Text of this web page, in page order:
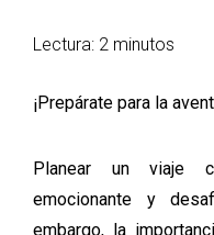
Lectura: 2 minutos
¡Prepárate para la
Planear un viaje
emocionante y
embargo, la